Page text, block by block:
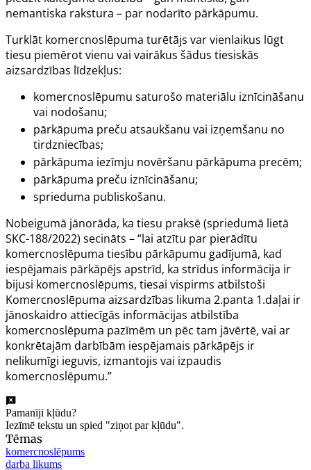
nemantiska rakstura – par nodarīto pārkāpumu.
Turklāt komercnoslēpuma turētājs var vienlaikus lūgt
tiesu piemērot vienu vai vairākus šādus tiesiskās
aizsardzības līdzekļus:
komercnoslēpumu saturošo materiālu iznīcināšanu
vai nodošanu;
pārkāpuma preču atsaukšanu vai izņemšanu no
tirdzniecības;
pārkāpuma iezīmju novēršanu pārkāpuma precēm;
pārkāpuma preču iznīcināšanu;
sprieduma publiskošanu.
Nobeigumā jānorāda, ka tiesu praksē (spriedumā lietā
SKC-188/2022) secināts – “lai atzītu par pierādītu
komercnoslēpuma tiesību pārkāpumu gadījumā, kad
iespējamais pārkāpējs apstrīd, ka strīdus informācija ir
bijusi komercnoslēpums, tiesai vispirms atbilstoši
Komercnoslēpuma aizsardzības likuma 2.panta 1.daļai ir
jānoskaidro attiecīgās informācijas atbilstība
komercnoslēpuma pazīmēm un pēc tam jāvērtē, vai ar
konkrētajām darbībām iespējamais pārkāpējs ir
nelikumīgi ieguvis, izmantojis vai izpaudis
komercnoslēpumu.”
Pamanīji kļūdu?
Iezīmē tekstu un spied "ziņot par kļūdu".
Tēmas
komercnoslēpums
darba likums